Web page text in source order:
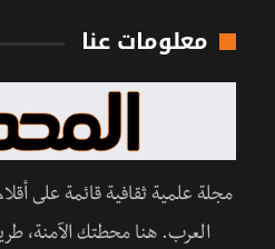
معلومات عنا
مجلة علمية ثقافية قائمة على
العرب. هنا محطتك الآمنة،